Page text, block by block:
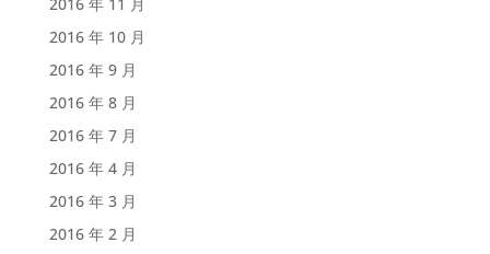
2016 年 11 月
2016 年 10 月
2016 年 9 月
2016 年 8 月
2016 年 7 月
2016 年 4 月
2016 年 3 月
2016 年 2 月